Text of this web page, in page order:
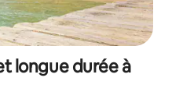
longue durée à